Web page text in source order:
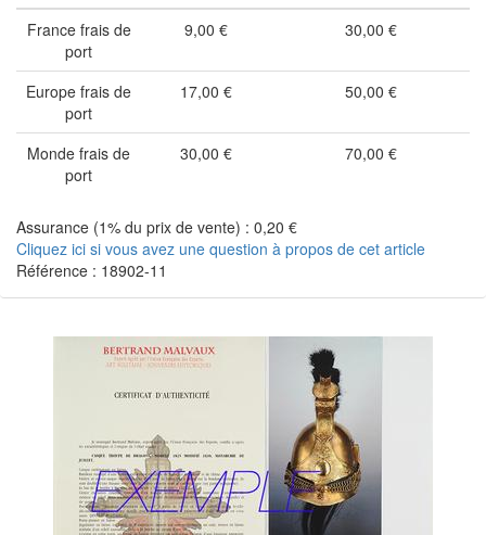
France frais de
port
9,00 € 30,00 €
Europe frais de
port
17,00 € 50,00 €
Monde frais de
port
30,00 € 70,00 €
Assurance (1% du prix de vente) : 0,20 €
Cliquez ici si vous avez une question à propos de cet article
Référence : 18902-11